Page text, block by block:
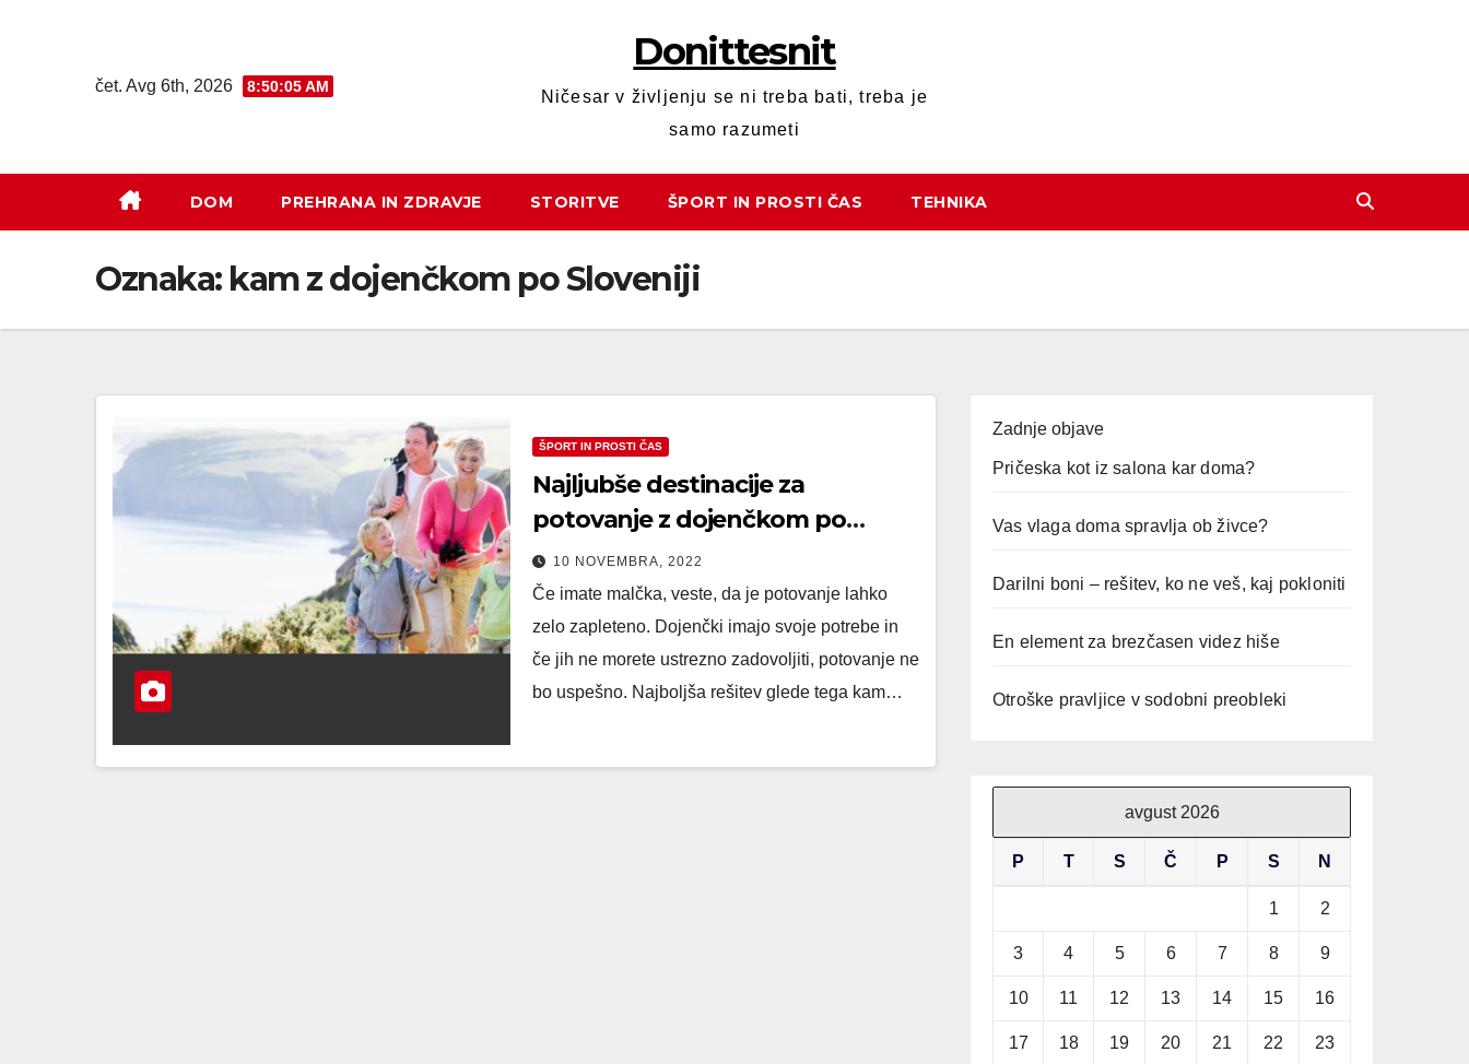
čet. Avg 6th, 2026 8:50:06 AM
Donittesnit
Ničesar v življenju se ni treba bati, treba je
samo razumeti
DOM PREHRANA IN ZDRAVJE STORITVE ŠPORT IN PROSTI ČAS TEHNIKA
Oznaka: kam z dojenčkom po Sloveniji
ŠPORT IN PROSTI ČAS
Najljubše destinacije za
potovanje z dojenčkom po
Sloveniji
10 NOVEMBRA, 2022
Če imate malčka, veste, da je potovanje lahko
zelo zapleteno. Dojenčki imajo svoje potrebe in
če jih ne morete ustrezno zadovoljiti, potovanje ne
bo uspešno. Najboljša rešitev glede tega kam…
Zadnje objave
Pričeska kot iz salona kar doma?
Vas vlaga doma spravlja ob živce?
Darilni boni – rešitev, ko ne veš, kaj pokloniti
En element za brezčasen videz hiše
Otroške pravljice v sodobni preobleki
avgust 2026
P T S Č P S N
1 2
3 4 5 6 7 8 9
10 11 12 13 14 15 16
17 18 19 20 21 22 23